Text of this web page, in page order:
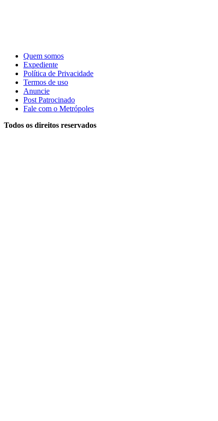
Quem somos
Expediente
Política de Privacidade
Termos de uso
Anuncie
Post Patrocinado
Fale com o Metrópoles
Todos os direitos reservados